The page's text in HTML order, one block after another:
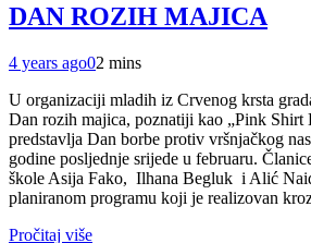
DAN ROZIH MAJICA
4 years ago02 mins
U organizaciji mladih iz Crvenog krsta
Dan rozih majica, poznatiji kao „Pink Shirt
predstavlja Dan borbe protiv vršnjačkog
godine posljednje srijede u februaru.
škole Asija Fako, Ilhana Begluk i Alić
planiranom programu koji je realizovan
Pročitaj više